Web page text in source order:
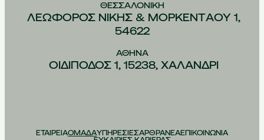
ΘΕΣΣΑΛΟΝIΚΗ
ΛΕΩΦOΡΟΣ ΝIΚΗΣ & ΜΟΡΚΕΝΤAΟΥ 1,
54622
ΑΘHΝΑ
ΟΙΔIΠΟΔΟΣ 1, 15238, ΧΑΛAΝΔΡΙ
ΕΤΑΙΡΕΙΑΟΜΑΔΑΥΠΗΡΕΣΙΕΣΑΡΘΡΑΝΕΑΕΠΙΚΟΙΝΩΝΙΑ